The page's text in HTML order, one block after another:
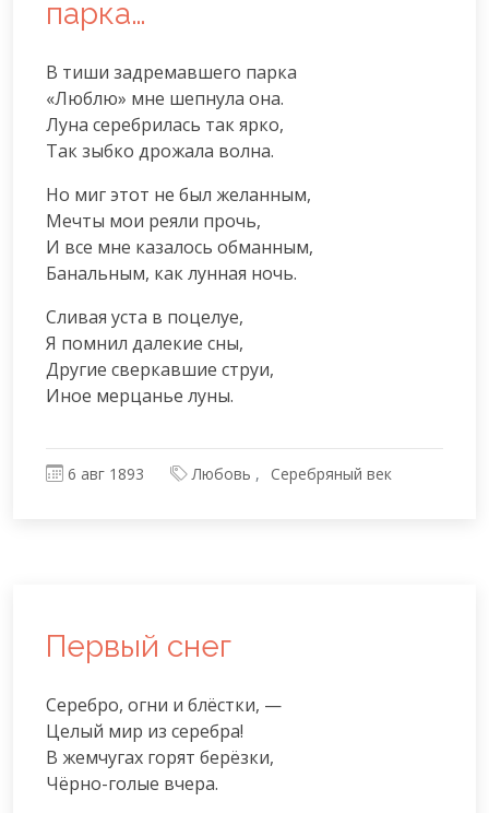
парка…
В тиши задремавшего парка
«Люблю» мне шепнула она.
Луна серебрилась так ярко,
Так зыбко дрожала волна.
Но миг этот не был желанным,
Мечты мои реяли прочь,
И все мне казалось обманным,
Банальным, как лунная ночь.
Сливая уста в поцелуе,
Я помнил далекие сны,
Другие сверкавшие струи,
Иное мерцанье луны.
6 авг 1893 Любовь Серебряный век
Первый снег
Серебро, огни и блёстки, —
Целый мир из серебра!
В жемчугах горят берёзки,
Чёрно-голые вчера.